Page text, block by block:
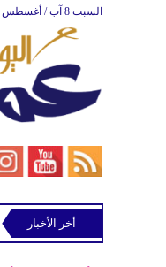
السبت 8 آب / أغسطس 2026
الخزانة
أخر الأخبار